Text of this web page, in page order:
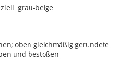
grau-beige
oben gleichmäßig gerundete
und bestoßen